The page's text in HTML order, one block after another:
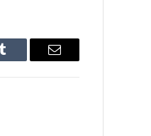
Tumblr Email